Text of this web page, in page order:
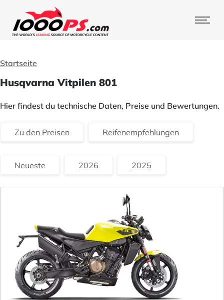
Startseite
Husqvarna Vitpilen 801
Hier findest du technische Daten, Preise und Bewertungen.
Zu den Preisen Reifenempfehlungen
Neueste 2026 2025